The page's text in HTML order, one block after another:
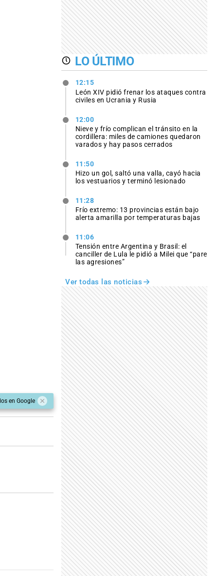
en Google
LO ÚLTIMO
12:15
León XIV pidió frenar los ataques contra
civiles en Ucrania y Rusia
12:00
Nieve y frío complican el tránsito en la
cordillera: miles de camiones quedaron
varados y hay pasos cerrados
11:50
Hizo un gol, saltó una valla, cayó hacia
los vestuarios y terminó lesionado
11:28
Frío extremo: 13 provincias están bajo
alerta amarilla por temperaturas bajas
11:06
Tensión entre Argentina y Brasil: el
canciller de Lula le pidió a Milei que “pare
las agresiones”
Ver todas las noticias